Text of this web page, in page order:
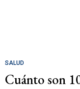
SALUD
Cuánto son